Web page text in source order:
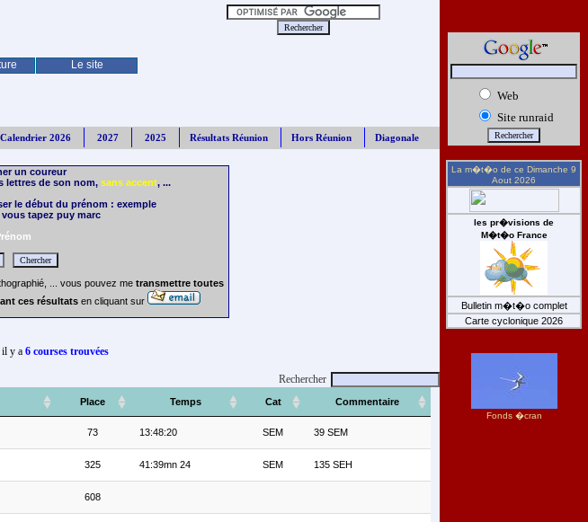
Le site
Calendrier 2026 2027 2025 Résultats Réunion Hors Réunion Diagonale
un coureur
lettres de son nom, sans accent, ...
le début du prénom : exemple
tapez puy marc
... vous pouvez me transmettre toutes
ces résultats en cliquant sur
il y a 6 courses trouvées
Rechercher
Place Temps Cat Commentaire
73 13:48:20 SEM 39 SEM
325 41:39mn 24 SEM 135 SEH
608
Web
Site runraid
La m�t�o de ce Dimanche 9
Aout 2026
les pr�visions de
M�t�o France
Bulletin m�t�o complet
Carte cyclonique 2026
Fonds �cran